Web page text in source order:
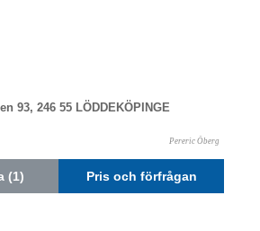
93, 246 55 LÖDDEKÖPINGE
Pereric Öberg
(1) Pris och förfrågan